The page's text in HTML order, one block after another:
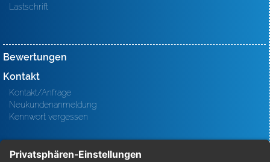
Lastschrift
Bewertungen
Kontakt
Kontakt/Anfrage
Neukundenanmeldung
Kennwort vergessen